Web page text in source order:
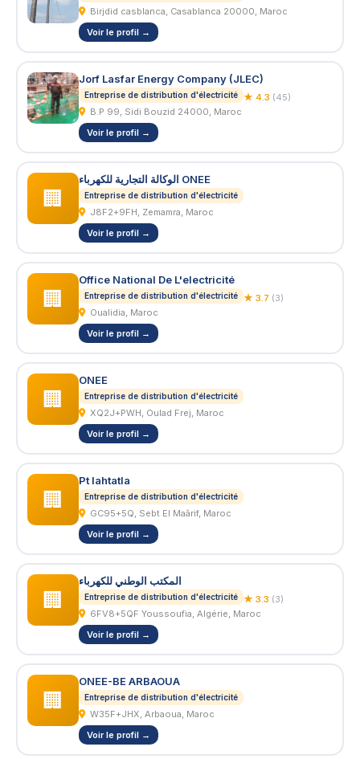
Birjdid casblanca, Casablanca 20000, Maroc
Voir le profil →
Jorf Lasfar Energy Company (JLEC)
Entreprise de distribution d'électricité ★ 4.3 (45)
B.P 99, Sidi Bouzid 24000, Maroc
Voir le profil →
🏢
الوكالة التجارية للكهرباء ONEE
Entreprise de distribution d'électricité
J8F2+9FH, Zemamra, Maroc
Voir le profil →
🏢
Office National De L'electricité
Entreprise de distribution d'électricité ★ 3.7 (3)
Oualidia, Maroc
Voir le profil →
🏢
ONEE
Entreprise de distribution d'électricité
XQ2J+PWH, Oulad Frej, Maroc
Voir le profil →
🏢
Pt lahtatla
Entreprise de distribution d'électricité
GC95+5Q, Sebt El Maârif, Maroc
Voir le profil →
🏢
المكتب الوطني للكهرباء
Entreprise de distribution d'électricité ★ 3.3 (3)
6FV8+5QF Youssoufia, Algérie, Maroc
Voir le profil →
🏢
ONEE-BE ARBAOUA
Entreprise de distribution d'électricité
W35F+JHX, Arbaoua, Maroc
Voir le profil →